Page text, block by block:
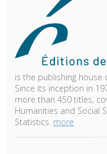
is the publishing house
Since its inception in
more than 450 titles,
Humanities and Social
Statistics. more